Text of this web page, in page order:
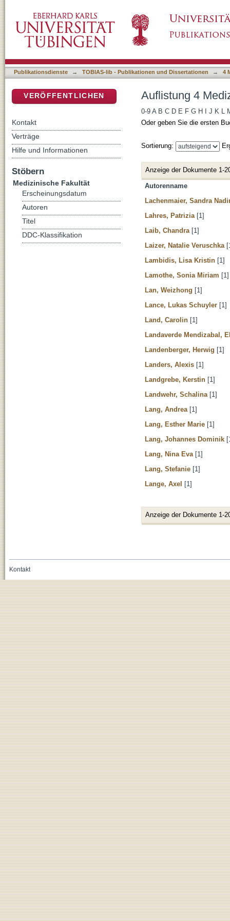
Publikationsdienste → TOBIAS-lib - Publikationen und Dissertationen → 4
Auflistung 4
0-9 A B C D E F G H J K L
Oder geben Sie die ersten
Sortierung:
Anzeige der Dokumente 1-
Autorenname
Lachenmaier, Sandra
Lahres, Patrizia [1]
Laib, Chandra [1]
Laizer, Natalie Veruschka
Lambidis, Lisa Kristin [1]
Lamothe, Sonia Miriam [1]
Lan, Weizhong [1]
Lance, Lukas Schuyler [1]
Land, Carolin [1]
Landaverde Mendizabal,
Landenberger, Herwig [1]
Landers, Alexis [1]
Landgrebe, Kerstin [1]
Landwehr, Schalina [1]
Lang, Andrea [1]
Lang, Esther Marie [1]
Lang, Johannes Dominik
Lang, Nina Eva [1]
Lang, Stefanie [1]
Lange, Axel [1]
Anzeige der Dokumente 1-
VERÖFFENTLICHEN
Kontakt
Verträge
Hilfe und Informationen
Stöbern
Medizinische Fakultät
Erscheinungsdatum
Autoren
Titel
DDC-Klassifikation
Kontakt